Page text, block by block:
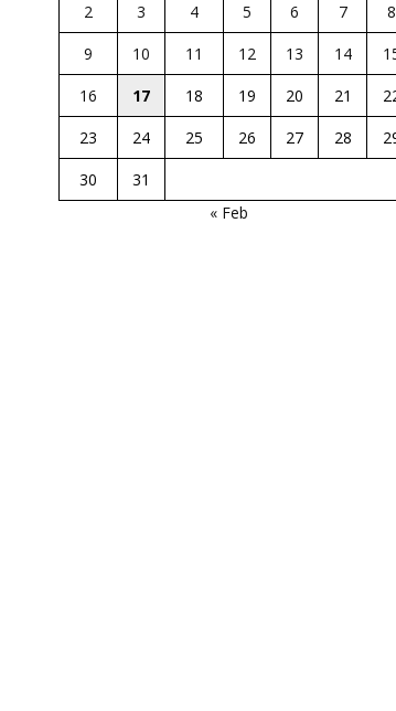
2
3 4 5 6 7
8
9
10 11 12 13 14
16
17 18 19 20 21
23
24 25 26 27 28
30
31
« Feb